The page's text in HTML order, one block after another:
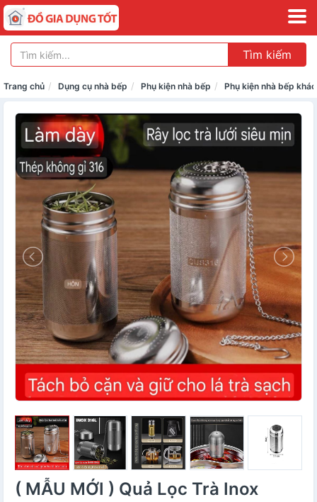
Tìm kiếm
Trang chủ Dụng cụ nhà bếp Phụ kiện nhà bếp Phụ kiện nhà bếp khác
( MẪU MỚI ) Quả Lọc Trà Inox